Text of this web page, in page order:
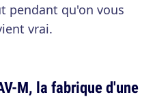
pendant qu'on vous
vrai.
M, la fabrique d'une